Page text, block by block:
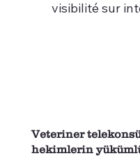
visibilité sur
Veteriner
hekimlerin